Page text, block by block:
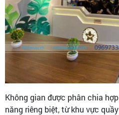
Không gian được phân chia
năng riêng biệt, từ khu vực